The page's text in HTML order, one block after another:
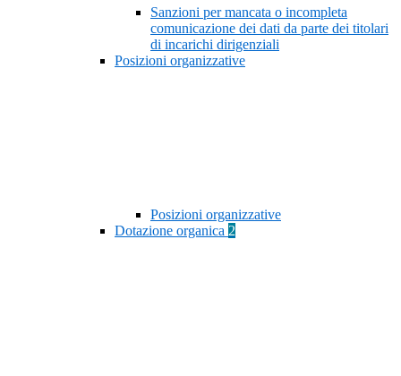
Sanzioni per mancata o incompleta
comunicazione dei dati da parte dei titolari
di incarichi dirigenziali
Posizioni organizzative
Posizioni organizzative
Dotazione organica 2